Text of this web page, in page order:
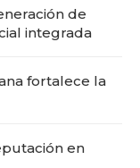
de
integrada
fortalece la
en